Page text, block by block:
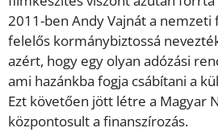
2011-ben Andy Vajnát a
felelős kormánybiztossá
azért, hogy egy olyan adózási
ami hazánkba fogja csábítani a
Ezt követően jött létre a Magyar
központosult a finanszírozás.